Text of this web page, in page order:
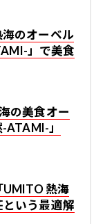
のオーベル
」で美食
の美食オー
ATAMI-」
UMITO 熱海
いう最適解